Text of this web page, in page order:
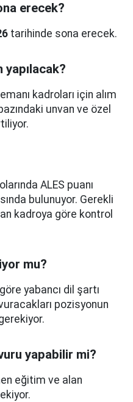
erecek?
tarihinde sona erecek.
yapılacak?
kadroları için alım
unvan ve özel
ALES puanı
bulunuyor. Gerekli
kadroya göre kontrol
mu?
yabancı dil şartı
pozisyonun
yapabilir mi?
eğitim ve alan